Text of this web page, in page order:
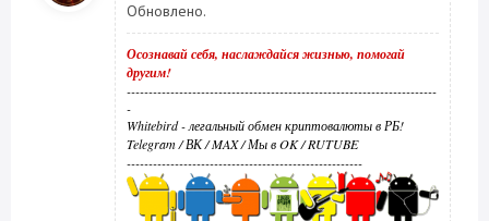
Обновлено.
Осознавай себя, наслаждайся жизнью, помогай
другим!
-----------------------------------------------------------------------
-
Whitebird - легальный обмен криптовалюты в РБ!
Telegram/ВК/MAX/Мы в OK/RUTUBE
------------------------------------------------------